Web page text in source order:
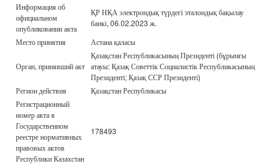
Информация об
официальном
опубликовании акта
ҚР НҚА электрондық түрдегі эталондық бақылау
банкі, 06.02.2023 ж.
Место принятия
Астана қаласы
Орган, принявший акт
Қазақстан Республикасының Президенті (бұрынғы
атауы: Қазақ Советтік Социалистік Республикасының
Президенті; Қазақ ССР Президенті)
Регион действия
Қазақстан Республикасы
Регистрационный
номер акта в
Государственном
реестре нормативных
правовых актов
Республики Казахстан
178493